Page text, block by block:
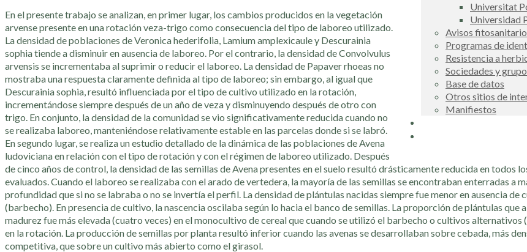
Universitat
Universidad
Avisos
Programas de
Resistencia a
Sociedades y
Base de datos
Otros sitios de
Manifiestos
En el presente trabajo se analizan, en primer lugar, los cambios producidos en la vegetación
arvense presente en una rotación veza-trigo como consecuencia del tipo de laboreo utilizado.
La densidad de poblaciones de Veronica hederifolia, Lamium amplexicaule y Descurainia
sophia tiende a disminuir en ausencia de laboreo. Por el contrario, la densidad de Convolvulus
arvensis se incrementaba al suprimir o reducir el laboreo. La densidad de Papaver rhoeas no
mostraba una respuesta claramente definida al tipo de laboreo; sin embargo, al igual que
Descurainia sophia, resultó influenciada por el tipo de cultivo utilizado en la rotación,
incrementándose siempre después de un año de veza y disminuyendo después de otro con
trigo. En conjunto, la densidad de la comunidad se vio significativamente reducida cuando no
se realizaba laboreo, manteniéndose relativamente estable en las parcelas donde si se labró.
En segundo lugar, se realiza un estudio detallado de la dinámica de las poblaciones de Avena
ludoviciana en relación con el tipo de rotación y con el régimen de laboreo utilizado. Después
de cinco años de control, la densidad de las semillas de Avena presentes en el suelo resultó drásticamente reducida en todos
evaluados. Cuando el laboreo se realizaba con el arado de vertedera, la mayoría de las semillas se encontraban enterradas a
profundidad que si no se labraba o no se invertía el perfil. La densidad de plántulas nacidas siempre fue menor en ausencia de
(barbecho). En presencia de cultivo, la nascencia oscilaba según lo hacia el banco de semillas. La proporción de plántulas que
madurez fue más elevada (cuatro veces) en el monocultivo de cereal que cuando se utilizó el barbecho o cultivos alternativos
en la rotación. La producción de semillas por planta resultó inferior cuando las avenas se desarrollaban sobre cebada, más
competitiva, que sobre un cultivo más abierto como el girasol.